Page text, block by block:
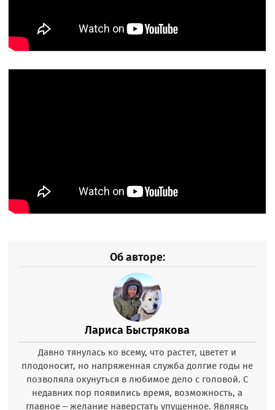
Об авторе:
Лариса Быстрякова
Давно тянулась ко всему, что растет, цветет и
плодоносит, но напряженная служба долгие годы не
позволяла окунуться в любимое дело с головой. С
недавних пор появились время, возможность, а
главное – желание наверстать упущенное. Являясь